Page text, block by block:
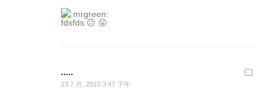
fdsfds 😐 😛
.....
23 7 月, 2010 3:47 下午